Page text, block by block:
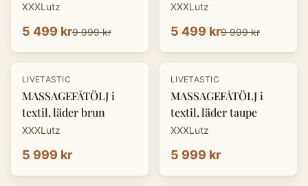
XXXLutz
5 499 kr9 999 kr
XXXLutz
5 499 kr9 999 kr
LIVETASTIC
MASSAGEFÅTÖLJ i
textil, läder brun
XXXLutz
5 999 kr
LIVETASTIC
MASSAGEFÅTÖLJ i
textil, läder taupe
XXXLutz
5 999 kr